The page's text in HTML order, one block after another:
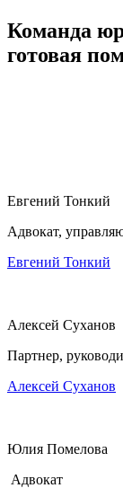
Команда
готовая
Евгений Тонкий
Адвокат,
Евгений Тонкий
Алексей Суханов
Партнер,
Алексей Суханов
Юлия Помелова
Адвокат